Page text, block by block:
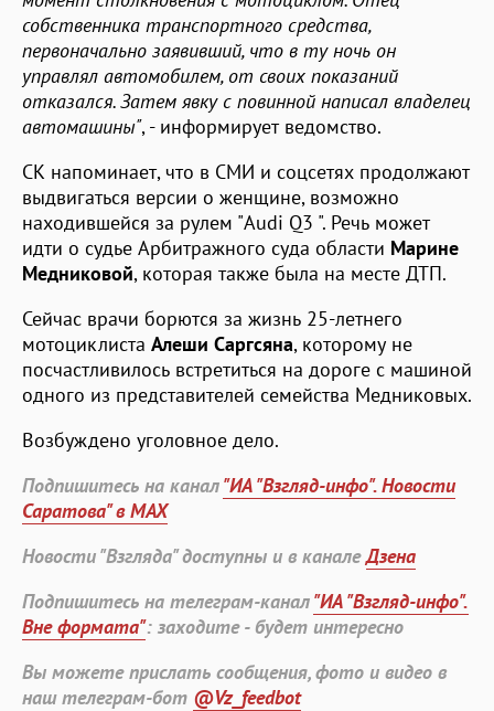
собственника транспортного средства,
первоначально заявивший, что в ту ночь он
управлял автомобилем, от своих показаний
отказался. Затем явку с повинной написал владелец
автомашины", - информирует ведомство.
СК напоминает, что в СМИ и соцсетях продолжают
выдвигаться версии о женщине, возможно
находившейся за рулем "Audi Q3 ". Речь может
идти о судье Арбитражного суда области Марине
Медниковой, которая также была на месте ДТП.
Сейчас врачи борются за жизнь 25-летнего
мотоциклиста Алеши Саргсяна, которому не
посчастливилось встретиться на дороге с машиной
одного из представителей семейства Медниковых.
Возбуждено уголовное дело.
Подпишитесь на канал"ИА "Взгляд-инфо". Новости
Саратова" в MAX
Новости "Взгляда" доступны и в каналеДзена
Подпишитесь на телеграм-канал"ИА "Взгляд-инфо".
Вне формата": заходите - будет интересно
Вы можете прислать сообщения, фото и видео в
наш телеграм-бот @Vz_feedbot